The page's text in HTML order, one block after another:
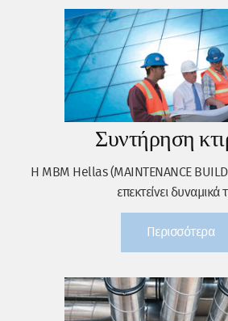
Συντήρηση
Η MBM Hellas (MAINTENANCE
επεκτείνει δυναμικά
Περισσότερα